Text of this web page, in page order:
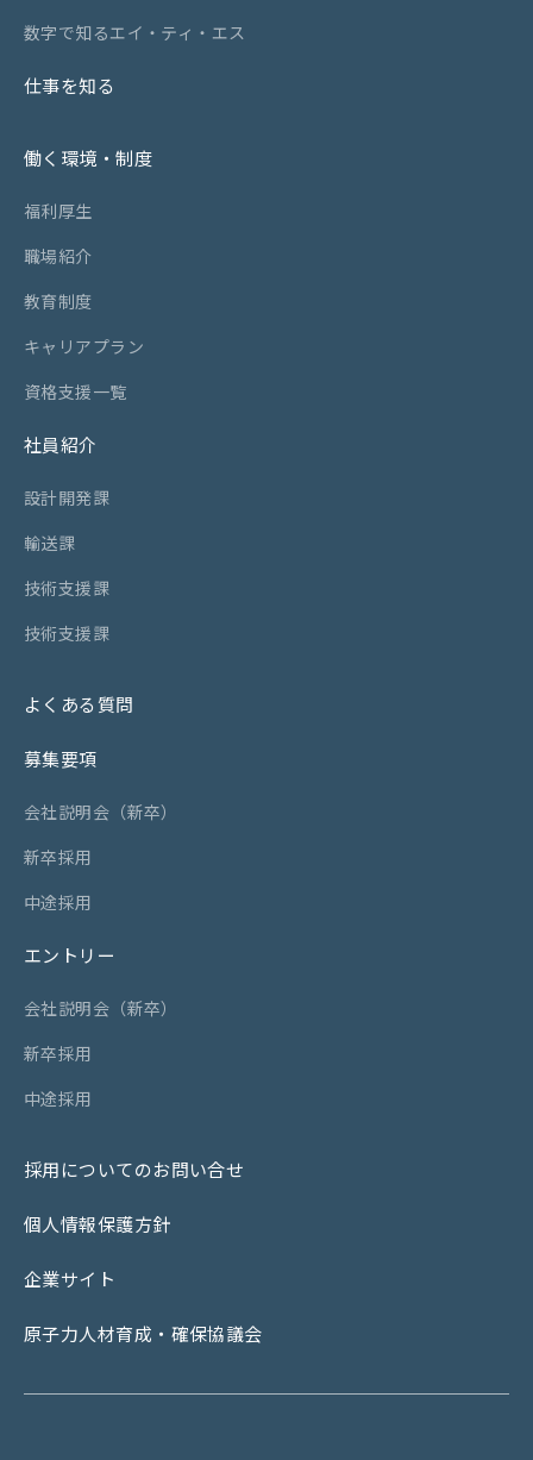
採用担当者からのメッセージ
数字で知るエイ・ティ・エス
仕事を知る
働く環境・制度
福利厚生
福利厚生
職場紹介
職場紹介
教育制度
キャリアプラン
キャリアプラン
資格支援一覧
社員紹介
設計開発課
設計開発課
輸送課
輸送課
技術支援課
技術支援課
技術支援課
よくある質問
募集要項
会社説明会（新卒）
会社説明会（新卒）
新卒採用
新卒採用
中途採用
エントリー
会社説明会（新卒）
会社説明会（新卒）
新卒採用
新卒採用
中途採用
採用についてのお問い合せ
個人情報保護方針
企業サイト
原子力人材育成・確保協議会